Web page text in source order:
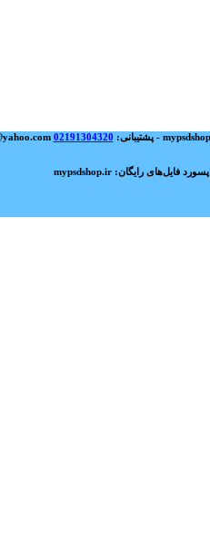
02191304320
پسورد فایل‌های رایگان: mypsdshop.ir